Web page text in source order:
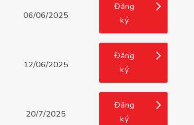
06/06/2025
Đăng
ký
12/06/2025
Đăng
ký
20/7/2025
Đăng
ký